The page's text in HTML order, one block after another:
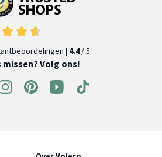
| 4.4/ 5
missen? Volg ons!